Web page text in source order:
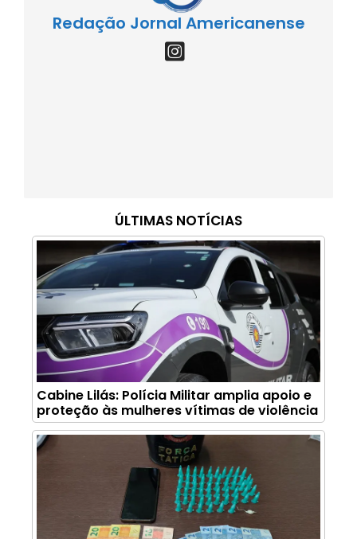
Redação Jornal Americanense
ÚLTIMAS NOTÍCIAS
Cabine Lilás: Polícia Militar amplia apoio e
proteção às mulheres vítimas de violência